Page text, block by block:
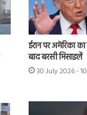
ईरान पर अमेरिका
बाद बरसी मिसाइलें
30 July 2026 -